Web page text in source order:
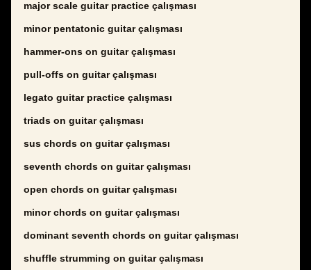
major scale guitar practice çalışması
minor pentatonic guitar çalışması
hammer-ons on guitar çalışması
pull-offs on guitar çalışması
legato guitar practice çalışması
triads on guitar çalışması
sus chords on guitar çalışması
seventh chords on guitar çalışması
open chords on guitar çalışması
minor chords on guitar çalışması
dominant seventh chords on guitar çalışması
shuffle strumming on guitar çalışması